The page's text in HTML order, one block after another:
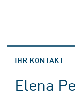
IHR KONTAKT
Elena